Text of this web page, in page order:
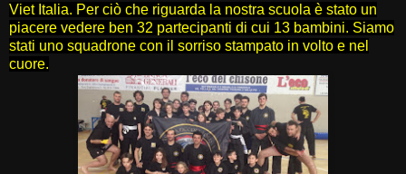
Viet Italia. Per ciò che riguarda la nostra scuola è stato un
piacere vedere ben 32 partecipanti di cui 13 bambini. Siamo
stati uno squadrone con il sorriso stampato in volto e nel
cuore.